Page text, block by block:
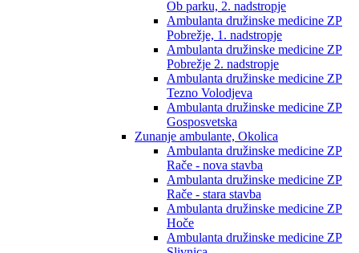
Ob parku, 2. nadstropje
Ambulanta družinske medicine ZP
Pobrežje, 1. nadstropje
Ambulanta družinske medicine ZP
Pobrežje 2. nadstropje
Ambulanta družinske medicine ZP
Tezno Volodjeva
Ambulanta družinske medicine ZP
Gosposvetska
Zunanje ambulante, Okolica
Ambulanta družinske medicine ZP
Rače - nova stavba
Ambulanta družinske medicine ZP
Rače - stara stavba
Ambulanta družinske medicine ZP
Hoče
Ambulanta družinske medicine ZP